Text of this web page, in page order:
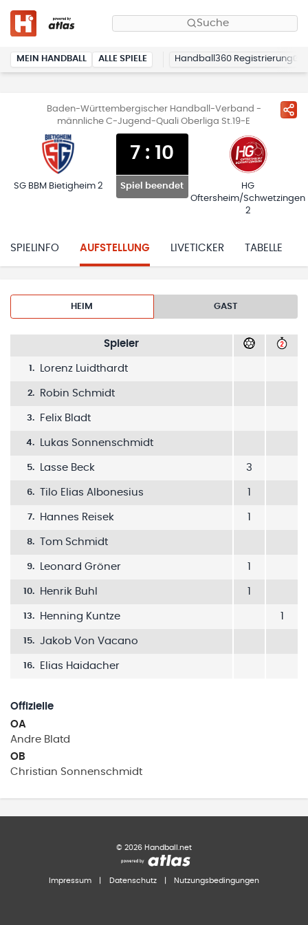
Suche
MEIN HANDBALL ALLE SPIELE Handball360 Registrierung
Baden-Württembergischer Handball-Verband -
männliche C-Jugend-Quali Oberliga St.19-E
SG BBM Bietigheim 2
7 : 10
Spiel beendet
HG
Oftersheim/Schwetzingen
2
SPIELINFO AUFSTELLUNG LIVETICKER TABELLE
HEIM GAST
Spieler
1. Lorenz Luidthardt
2. Robin Schmidt
3. Felix Bladt
4. Lukas Sonnenschmidt
5. Lasse Beck 3
6. Tilo Elias Albonesius
7. Hannes Reisek
8. Tom Schmidt
9. Leonard Gröner
10. Henrik Buhl
13. Henning Kuntze
15. Jakob Von Vacano
16. Elias Haidacher
Offizielle
OA
Andre Blatd
OB
Christian Sonnenschmidt
© 2026 Handball.net
Impressum Datenschutz Nutzungsbedingungen